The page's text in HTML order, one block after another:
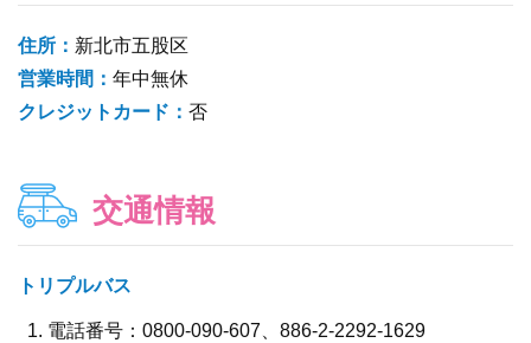
住所： 新北市五股区
営業時間： 年中無休
クレジットカード： 否
交通情報
トリプルバス
電話番号：0800-090-607、886-2-2292-1629